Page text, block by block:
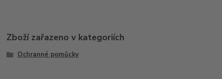
Zboží zařazeno v kategoriích
Ochranné pomůcky